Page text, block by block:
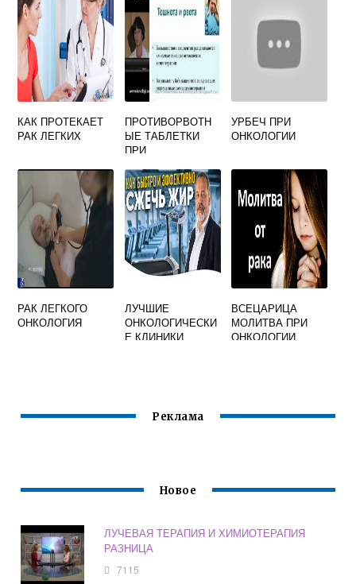
КАК ПРОТЕКАЕТ
РАК ЛЕГКИХ
ПРОТИВОРВОТН
ЫЕ ТАБЛЕТКИ
ПРИ
НАЗВАНИЯ
УРБЕЧ ПРИ
ОНКОЛОГИИ
РАК ЛЕГКОГО
ОНКОЛОГИЯ
ЛУЧШИЕ
ОНКОЛОГИЧЕСКИ
Е КЛИНИКИ
ВСЕЦАРИЦА
МОЛИТВА ПРИ
ОНКОЛОГИИ
Реклама
Новое
ЛУЧЕВАЯ ТЕРАПИЯ И ХИМИОТЕРАПИЯ
РАЗНИЦА
7115